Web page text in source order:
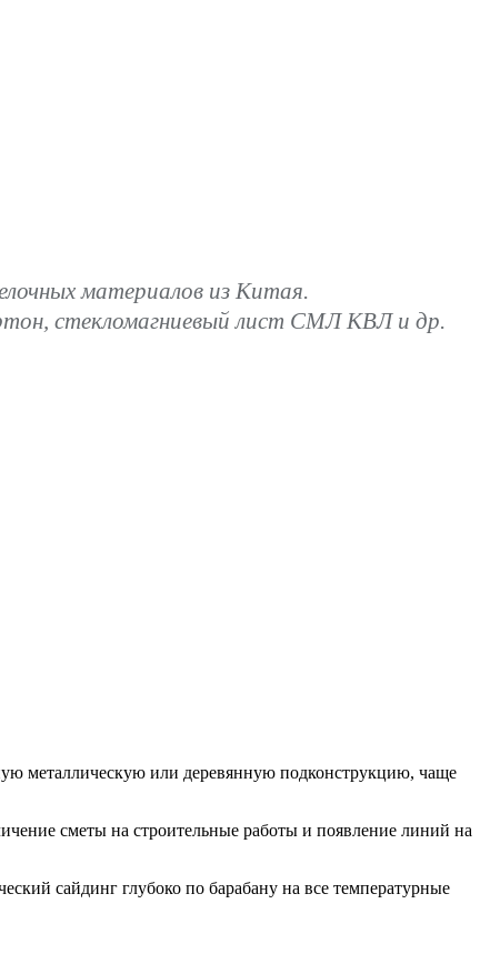
материалов из Китая.
стекломагниевый лист СМЛ КВЛ и др.
металлическую или деревянную подконструкцию, чаще
сметы на строительные работы и появление линий на
сайдинг глубоко по барабану на все температурные